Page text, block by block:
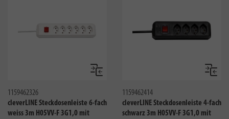
Vergleichen
1159462326
cleverLINE Steckdosenleiste 6-fach
weiss 3m H05VV-F 3G1,0 mit
1159462414
cleverLINE Steckdosenleiste 4-fach
schwarz 3m H05VV-F 3G1,0 mit